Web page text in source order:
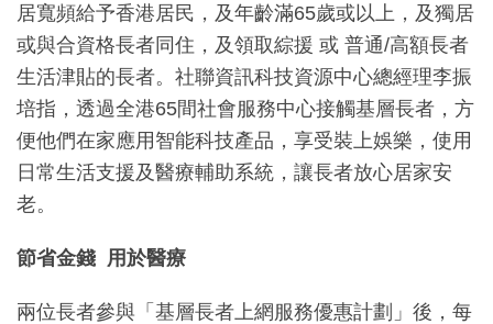
居寬頻給予香港居民，及年齡滿65歲或以上，及獨居
或與合資格長者同住，及領取綜援 或 普通/高額長者
生活津貼的長者。社聯資訊科技資源中心總經理李振
培指，透過全港65間社會服務中心接觸基層長者，方
便他們在家應用智能科技產品，享受裝上娛樂，使用
日常生活支援及醫療輔助系統，讓長者放心居家安
老。
節省金錢 用於醫療
兩位長者參與「基層長者上網服務優惠計劃」後，每